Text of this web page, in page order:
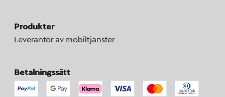
Produkter
Leverantör av mobiltjänster
Betalningssätt